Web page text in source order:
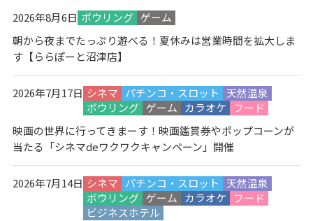
2026年8月6日 ボウリング ゲーム
朝から夜までたっぷり遊べる！夏休みは営業時間を拡大しま
す【ららぽーと沼津店】
2026年7月17日 シネマ パチンコ・スロット
天然温泉
ボウリング ゲーム カラオケ
フード
映画の世界に行ってきまーす！映画鑑賞券やポップコーンが
当たる「シネマdeワクワクキャンペーン」開催
2026年7月14日 シネマ パチンコ・スロット
天然温泉
ボウリング ゲーム カラオケ
フード
ビジネスホテル